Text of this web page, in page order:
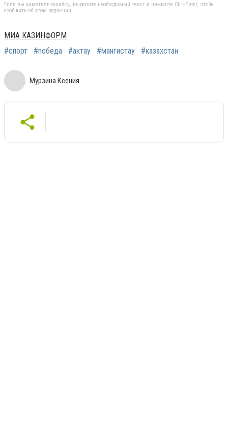
Если вы заметили ошибку, выделите необходимый текст и нажмите Ctrl+Enter, чтобы
сообщить об этом редакции
МИА КАЗИНФОРМ
#спорт
#победа #актау #мангистау #казахстан
Мурзина Ксения